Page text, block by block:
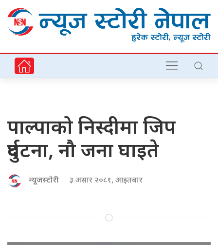
पाल्पाको निस्दीमा जिप
दुर्घटना, नौ जना घाइते
न्यूजस्टोरी ३ असार २०८१, आइतबार